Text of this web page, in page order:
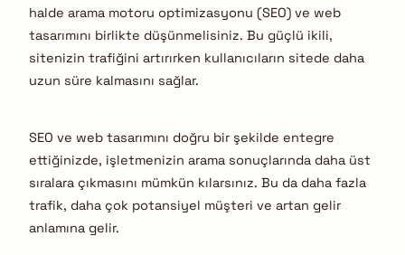
halde arama motoru optimizasyonu (SEO) ve web
tasarımını birlikte düşünmelisiniz. Bu güçlü ikili,
sitenizin trafiğini artırırken kullanıcıların sitede daha
uzun süre kalmasını sağlar.
SEO ve web tasarımını doğru bir şekilde entegre
ettiğinizde, işletmenizin arama sonuçlarında daha üst
sıralara çıkmasını mümkün kılarsınız. Bu da daha fazla
trafik, daha çok potansiyel müşteri ve artan gelir
anlamına gelir.